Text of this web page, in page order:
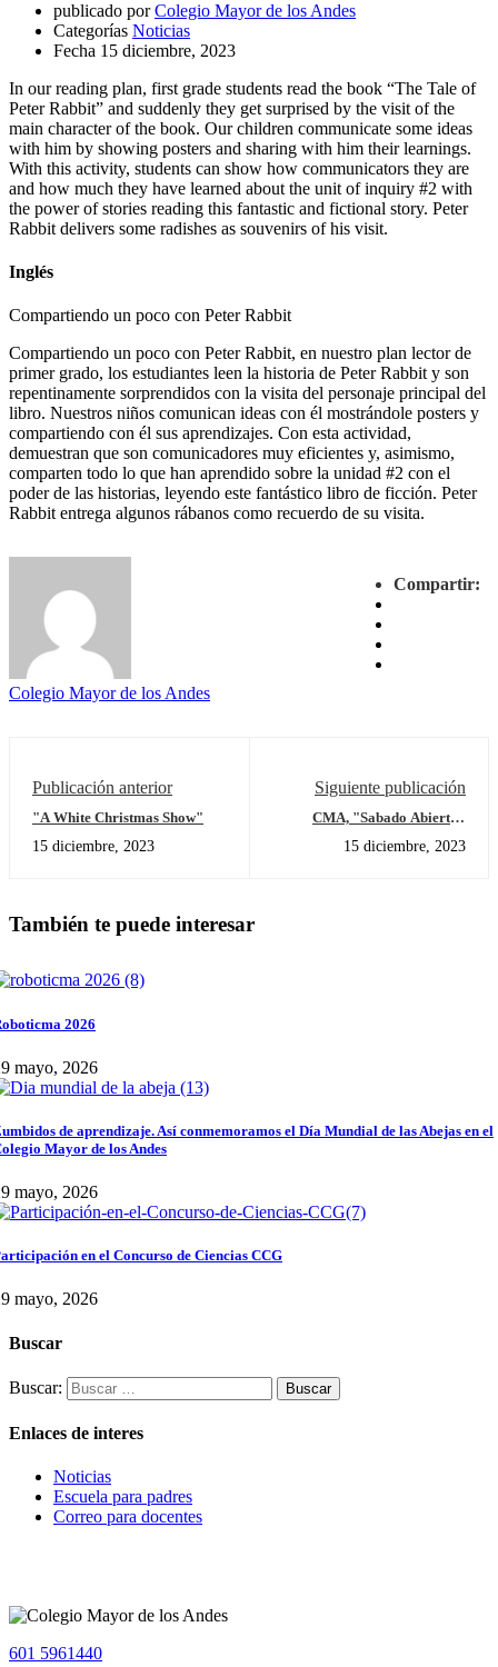
publicado por Colegio Mayor de los Andes
Categorías Noticias
Fecha 15 diciembre, 2023
In our reading plan, first grade students read the book “The Tale of
Peter Rabbit” and suddenly they get surprised by the visit of the
main character of the book. Our children communicate some ideas
with him by showing posters and sharing with him their learnings.
With this activity, students can show how communicators they are
and how much they have learned about the unit of inquiry #2 with
the power of stories reading this fantastic and fictional story. Peter
Rabbit delivers some radishes as souvenirs of his visit.
Inglés
Compartiendo un poco con Peter Rabbit
Compartiendo un poco con Peter Rabbit, en nuestro plan lector de
primer grado, los estudiantes leen la historia de Peter Rabbit y son
repentinamente sorprendidos con la visita del personaje principal del
libro. Nuestros niños comunican ideas con él mostrándole posters y
compartiendo con él sus aprendizajes. Con esta actividad,
demuestran que son comunicadores muy eficientes y, asimismo,
comparten todo lo que han aprendido sobre la unidad #2 con el
poder de las historias, leyendo este fantástico libro de ficción. Peter
Rabbit entrega algunos rábanos como recuerdo de su visita.
Compartir:
Colegio Mayor de los Andes
Publicación anterior
"A White Christmas Show"
15 diciembre, 2023
Siguiente publicación
CMA, "Sabado Abierto"
15 diciembre, 2023
También te puede interesar
2026
mayo, 2026
de aprendizaje. Así conmemoramos el Día Mundial de las Abejas en el
Mayor de los Andes
mayo, 2026
en el Concurso de Ciencias CCG
mayo, 2026
Buscar
Buscar:
Enlaces de interes
Noticias
Escuela para padres
Correo para docentes
601 5961440